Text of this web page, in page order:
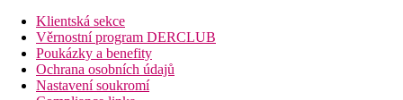
Klientská sekce
Věrnostní program DERCLUB
Poukázky a benefity
Ochrana osobních údajů
Nastavení soukromí